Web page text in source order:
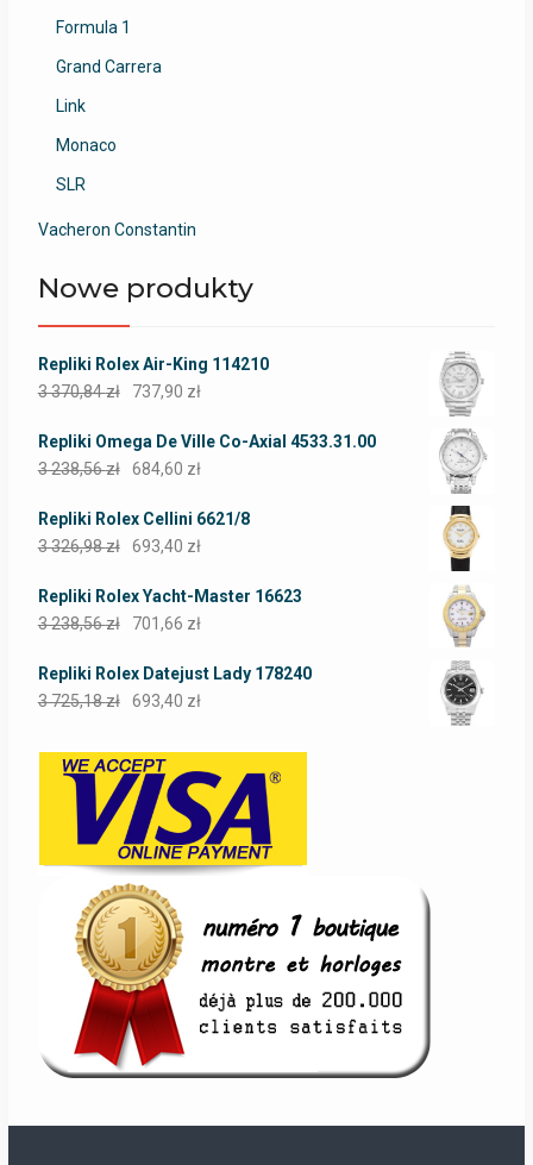
Formula 1
Grand Carrera
Link
Monaco
SLR
Vacheron Constantin
Nowe produkty
Repliki Rolex Air-King 114210
3 370,84zł 737,90 zł
Repliki Omega De Ville Co-Axial 4533.31.00
3 238,56zł 684,60 zł
Repliki Rolex Cellini 6621/8
3 326,98zł 693,40 zł
Repliki Rolex Yacht-Master 16623
3 238,56zł 701,66 zł
Repliki Rolex Datejust Lady 178240
3 725,18zł 693,40 zł